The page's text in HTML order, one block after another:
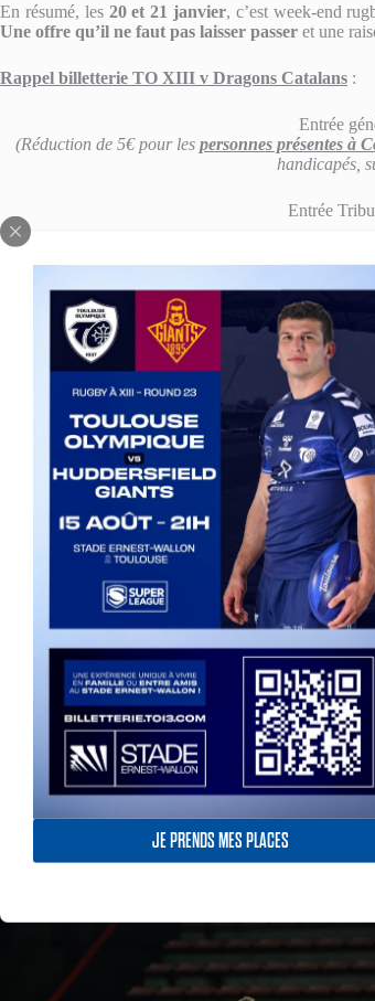
JE PRENDS MES PLACES
En résumé, les 20 et 21 janvier, c’est week-end
Une offre qu’il ne faut pas laisser passer et une
Rappel billetterie TO XIII v Dragons Catalans :
Entrée
(Réduction de 5€ pour les personnes présentes à
handicapés,
Entrée
Plusieurs possibilités pour vous procurer les places :
la billetterie du siège du TO XIII(Stade
horaires administratifs (9h-12h et 14h-18h du
Sur labilletterie en ligne du TO XIII:Cliquez
Il reste encore quelques places pour le
Partagez votre amour
ARTICLEPRÉCÉDENT
La Table Ovale commence 2017 à l'Hôtel
Pullman Centre
Publications similaires